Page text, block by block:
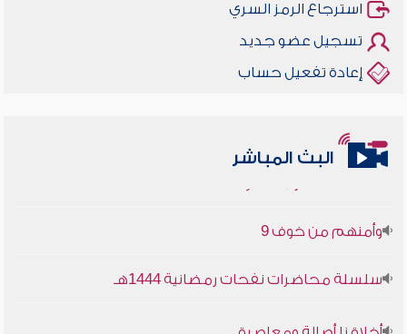
استرجاع الرمز السري
تسجيل عضو جديد
إعادة تفعيل حساب
البث المباشر
وأمنهم من خوف 9
سلسلة محاضرات نفحات رمضانية 1444هـ
أخلاقنا أصالة ومعاصرة